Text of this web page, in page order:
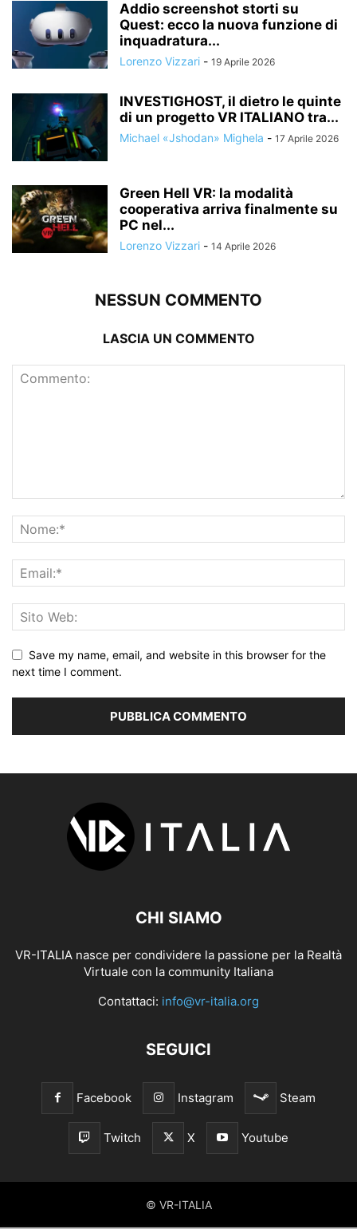
Addio screenshot storti su
Quest: ecco la nuova funzione di
inquadratura...
Lorenzo Vizzari - 19 Aprile 2026
INVESTIGHOST, il dietro le quinte
di un progetto VR ITALIANO tra...
Michael «Jshodan» Mighela - 17 Aprile 2026
Green Hell VR: la modalità
cooperativa arriva finalmente su
PC nel...
Lorenzo Vizzari - 14 Aprile 2026
NESSUN COMMENTO
LASCIA UN COMMENTO
Save my name, email, and website in this browser for the
next time I comment.
CHI SIAMO
VR-ITALIA nasce per condividere la passione per la Realtà
Virtuale con la community Italiana
Contattaci: info@vr-italia.org
SEGUICI
Facebook Instagram Steam
Twitch X Youtube
© VR-ITALIA